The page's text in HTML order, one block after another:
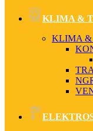
KLIMA &
KLIMA &